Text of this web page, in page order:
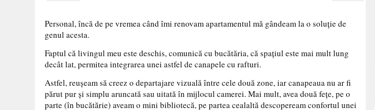
Personal, încă de pe vremea când îmi renovam apartamentul mă gândeam la o soluție de
genul acesta.
Faptul că livingul meu este deschis, comunică cu bucătăria, că spațiul este mai mult lung
decât lat, permitea integrarea unei astfel de canapele cu rafturi.
Astfel, reușeam să creez o departajare vizuală între cele două zone, iar canapeaua nu ar fi
părut pur și simplu aruncată sau uitată în mijlocul camerei. Mai mult, avea două fețe, pe o
parte (în bucătărie) aveam o mini bibliotecă, pe partea cealaltă descopeream confortul unei